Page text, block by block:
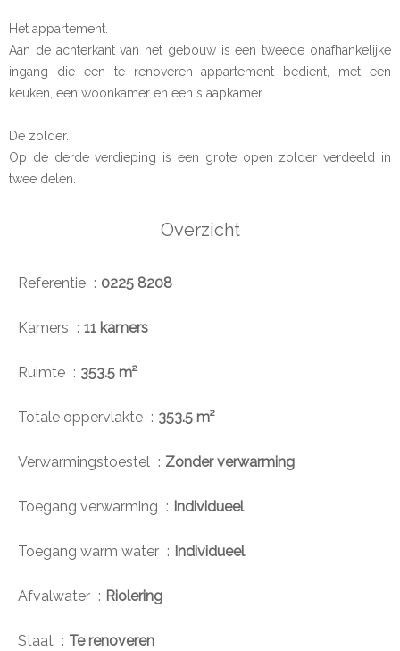
Het appartement.
Aan de achterkant van het gebouw is een tweede onafhankelijke
ingang die een te renoveren appartement bedient, met een
keuken, een woonkamer en een slaapkamer.
De zolder.
Op de derde verdieping is een grote open zolder verdeeld in
twee delen.
Overzicht
Referentie 0225 8208
Kamers 11 kamers
Ruimte 353.5 m²
Totale oppervlakte 353.5 m²
Verwarmingstoestel Zonder verwarming
Toegang verwarming Individueel
Toegang warm water Individueel
Afvalwater Riolering
Staat Te renoveren